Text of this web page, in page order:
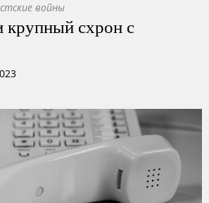
войны
схрон с